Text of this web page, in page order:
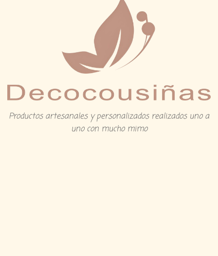
Productos artesanales y personalizados realizados uno a
uno con mucho mimo